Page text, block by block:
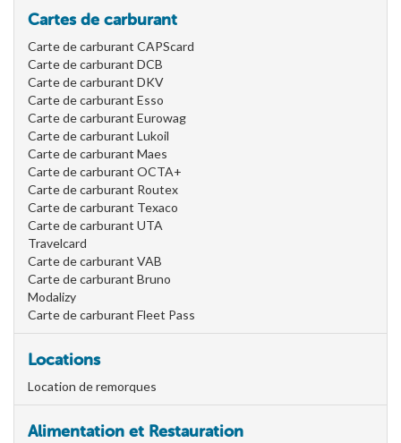
Cartes de carburant
Carte de carburant CAPScard
Carte de carburant DCB
Carte de carburant DKV
Carte de carburant Esso
Carte de carburant Eurowag
Carte de carburant Lukoil
Carte de carburant Maes
Carte de carburant OCTA+
Carte de carburant Routex
Carte de carburant Texaco
Carte de carburant UTA
Travelcard
Carte de carburant VAB
Carte de carburant Bruno
Modalizy
Carte de carburant Fleet Pass
Locations
Location de remorques
Alimentation et Restauration